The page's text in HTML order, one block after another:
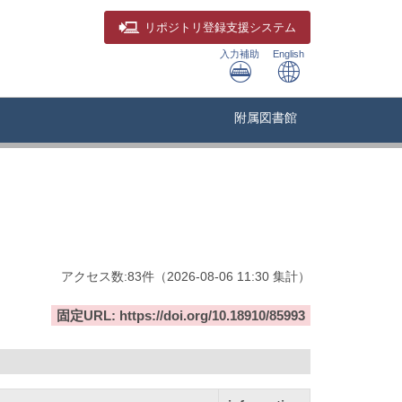
リポジトリ 登録支援システム
入力補助 English
附属図書館
アクセス数:83件 （2026-08-06 11:30 集計）
固定URL: https://doi.org/10.18910/85993